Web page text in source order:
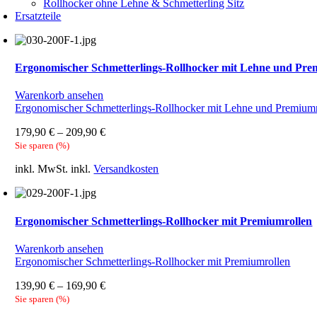
Rollhocker ohne Lehne & Schmetterling Sitz
Ersatzteile
Ergonomischer Schmetterlings-Rollhocker mit Lehne und
Warenkorb ansehen
Ergonomischer Schmetterlings-Rollhocker mit Lehne und
179,90€ – 209,90€
Sie sparen(%)
inkl. MwSt. inkl.Versandkosten
Ergonomischer Schmetterlings-Rollhocker mit Premiumrollen
Warenkorb ansehen
Ergonomischer Schmetterlings-Rollhocker mit Premiumrollen
139,90€ – 169,90€
Sie sparen(%)